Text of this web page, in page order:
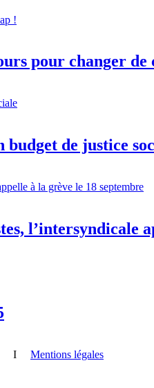
pour changer de
de justice
l’intersyndicale
I Mentions légales